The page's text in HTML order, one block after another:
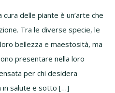
delle piante è un’arte che
Tra le diverse specie, le
bellezza e maestosità, ma
presentare nella loro
per chi desidera
in salute e sotto […]